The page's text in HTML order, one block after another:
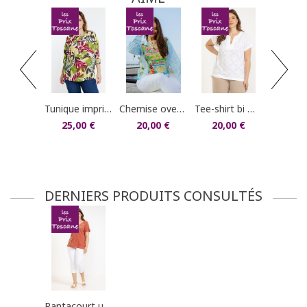
dans votre compte client (rubrique "Mes
commandes/détails").
tunique imprimée
25,00 €
chemise oversized en voile de coton
20,00 €
tee-shirt bi matière losanges/fleurs 3d
20,00 €
DERNIERS PRODUITS CONSULTÉS